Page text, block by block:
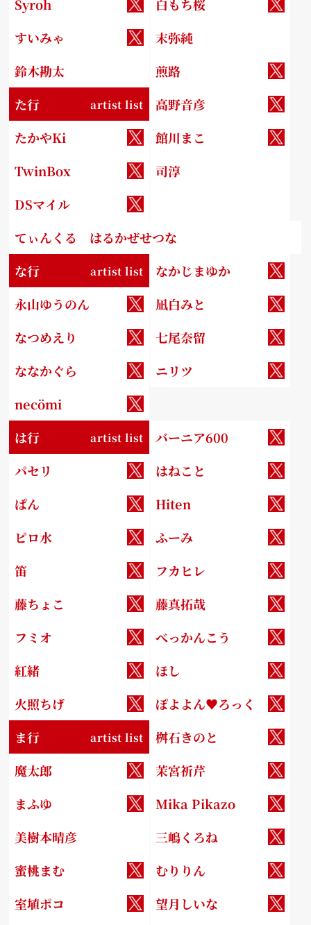
Syroh 白もち桜
すいみゃ 末弥純
鈴木勘太
煎路
た行
artist list 高野音彦
たかやKi 館川まこ
TwinBox 司淳
DSマイル
てぃんくる はるかぜせつな
な行 artist list
なかじまゆか
永山ゆうのん
凪白みと
なつめえり 七尾奈留
ななかぐら ニリツ
necömi
は行 artist list バーニア600
パセリ はねこと
ぱん Hiten
ピロ水 ふーみ
笛
フカヒレ
藤ちょこ
藤真拓哉
フミオ べっかんこう
紅緒 ほし
火照ちげ ぽよよん♥ろっく
ま行 artist list 桝石きのと
魔太郎 茉宮祈芹
まふゆ Mika Pikazo
美樹本晴彦 三嶋くろね
蜜桃まむ
むりりん
室埴ポコ
望月しいな